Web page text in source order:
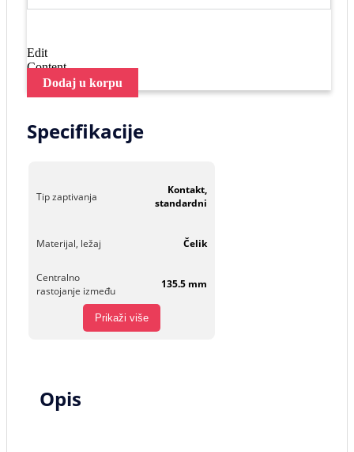
Edit
Content
Dodaj u korpu
Specifikacije
Tip zaptivanja
Kontakt,
standardni
Materijal, ležaj Čelik
Centralno
rastojanje između
135.5 mm
Prikaži više
Opis